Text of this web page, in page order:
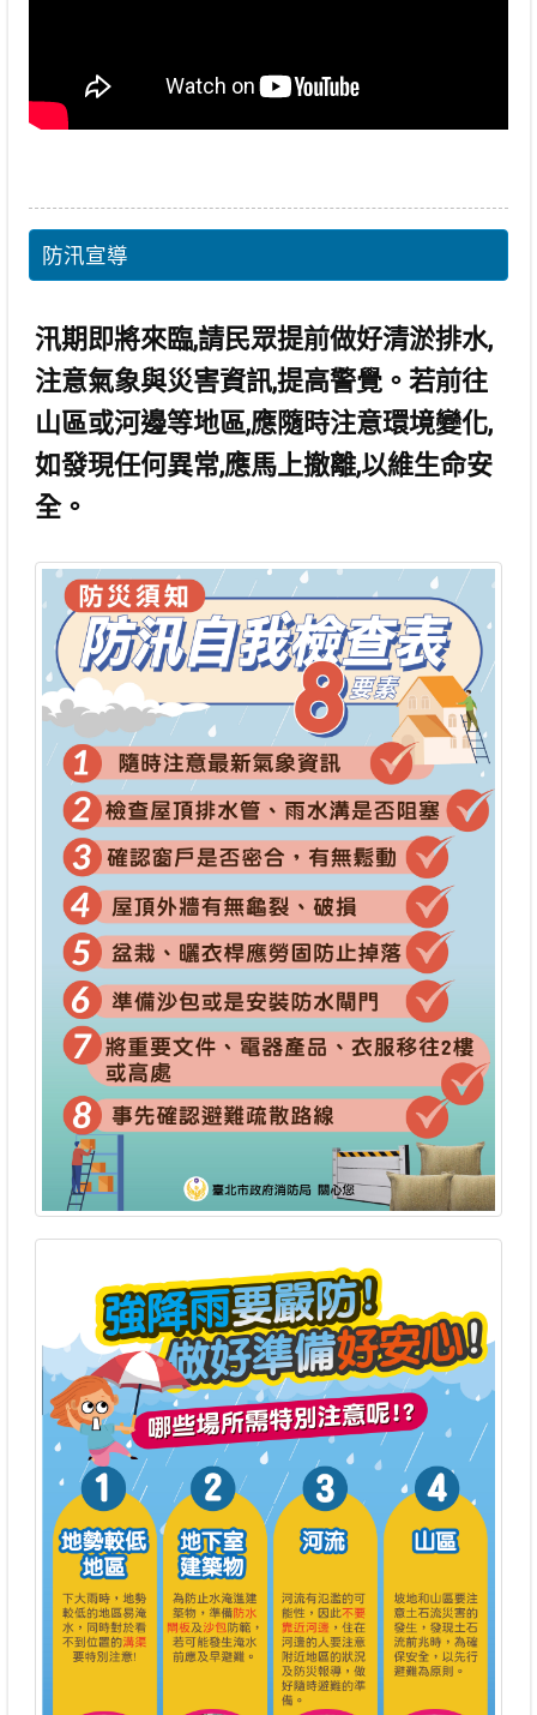
防汛宣導
汛期即將來臨,請民眾提前做好清淤排水,
注意氣象與災害資訊,提高警覺。若前往
山區或河邊等地區,應隨時注意環境變化,
如發現任何異常,應馬上撤離,以維生命安
全。